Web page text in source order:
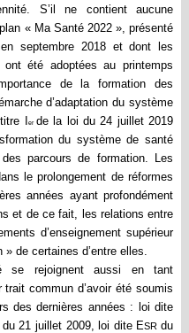
S’il ne contient aucune
« Ma Santé 2022 », présenté
septembre 2018 et dont les
ont été adoptées au printemps
de la formation des
d’adaptation du système
Ier de la loi du 24 juillet 2019
du système de santé
parcours de formation. Les
le prolongement de réformes
années ayant profondément
et de ce fait, les relations entre
d’enseignement supérieur
» de certaines d’entre elles.
se rejoignent aussi en tant
commun d’avoir été soumis
des dernières années : loi dite
du 21 juillet 2009, loi dite ESRdu